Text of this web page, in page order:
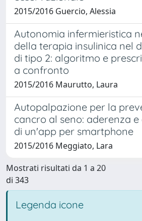
2015/2016 Guercio, Alessia
Autonomia infermieristica
della terapia insulinica nel
di tipo 2: algoritmo e
a confronto
2015/2016 Maurutto, Laura
Autopalpazione per la
cancro al seno: aderenza
di un'app per smartphone
2015/2016 Meggiato, Lara
Mostrati risultati da 1 a 20
di 343
Legenda icone